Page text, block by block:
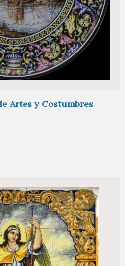
Artes y Costumbres